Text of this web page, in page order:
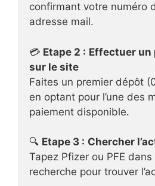
confirmant votre numéro
adresse mail.
💳 Etape 2 : Effectuer un
sur le site
Faites un premier dépôt
en optant pour l’une des
paiement disponible.
🔍 Etape 3 : Chercher
Tapez Pfizer ou PFE
recherche pour trouver